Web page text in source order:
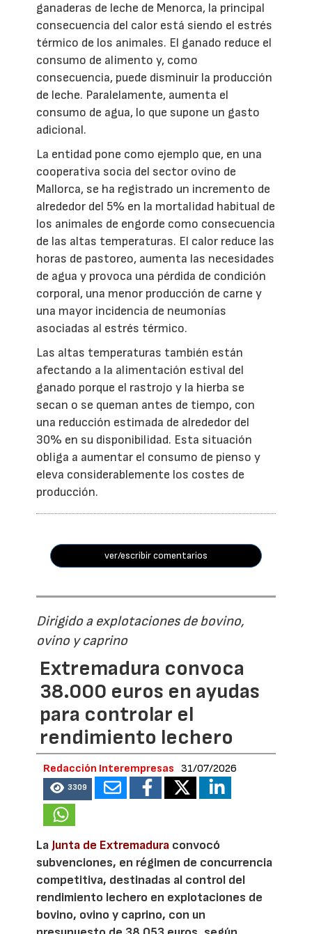
ganaderas de leche de Menorca, la principal
consecuencia del calor está siendo el estrés
térmico de los animales. El ganado reduce el
consumo de alimento y, como
consecuencia, puede disminuir la producción
de leche. Paralelamente, aumenta el
consumo de agua, lo que supone un gasto
adicional.
La entidad pone como ejemplo que, en una
cooperativa socia del sector ovino de
Mallorca, se ha registrado un incremento de
alrededor del 5% en la mortalidad habitual de
los animales de engorde como consecuencia
de las altas temperaturas. El calor reduce las
horas de pastoreo, aumenta las necesidades
de agua y provoca una pérdida de condición
corporal, una menor producción de carne y
una mayor incidencia de neumonías
asociadas al estrés térmico.
Las altas temperaturas también están
afectando a la alimentación estival del
ganado porque el rastrojo y la hierba se
secan o se queman antes de tiempo, con
una reducción estimada de alrededor del
30% en su disponibilidad. Esta situación
obliga a aumentar el consumo de pienso y
eleva considerablemente los costes de
producción.
ver/escribir comentarios
Dirigido a explotaciones de bovino,
ovino y caprino
Extremadura convoca
38.000 euros en ayudas
para controlar el
rendimiento lechero
Redacción Interempresas 31/07/2026
3309
La Junta de Extremadura convocó
subvenciones, en régimen de concurrencia
competitiva, destinadas al control del
rendimiento lechero en explotaciones de
bovino, ovino y caprino, con un